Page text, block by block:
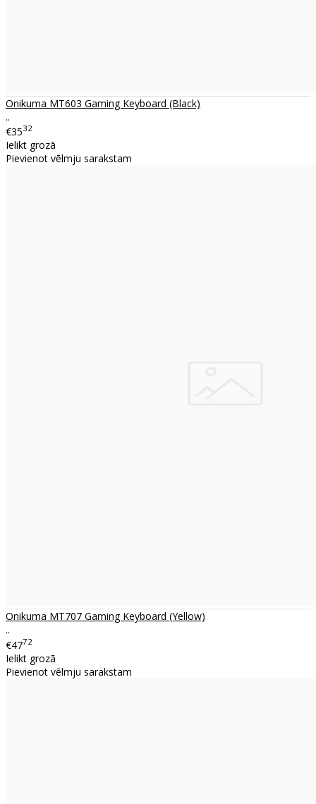
Onikuma MT603 Gaming Keyboard (Black)
..
€3532
Ielikt grozā
Pievienot vēlmju sarakstam
Onikuma MT707 Gaming Keyboard (Yellow)
..
€4772
Ielikt grozā
Pievienot vēlmju sarakstam